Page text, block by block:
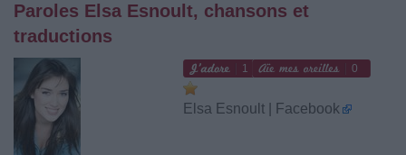
Paroles Elsa Esnoult, chansons et
traductions
1 0
Elsa Esnoult | Facebook